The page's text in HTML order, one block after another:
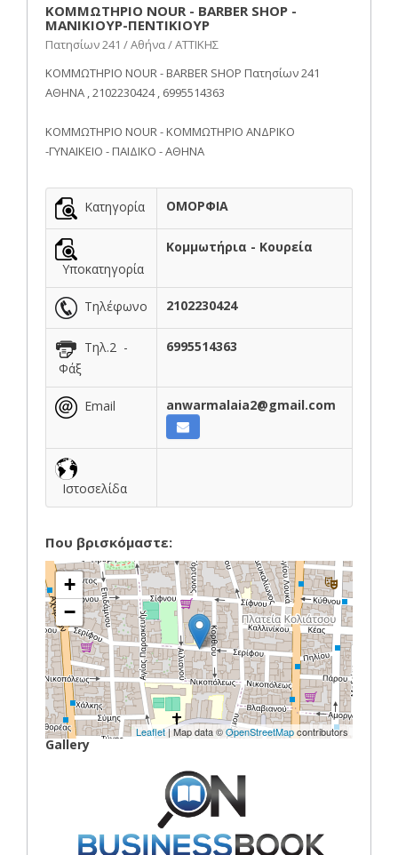
ΚΟΜΜΩΤΗΡΙΟ NOUR - BARBER SHOP -
MANIKIOYΡ-ΠΕΝΤΙΚΙΟΥΡ
Πατησίων 241 / Αθήνα / ΑΤΤΙΚΗΣ
ΚΟΜΜΩΤΗΡΙΟ NOUR - BARBER SHOP Πατησίων 241
ΑΘΗΝΑ , 2102230424 , 6995514363
ΚΟΜΜΩΤΗΡΙΟ NOUR - ΚΟΜΜΩΤΗΡΙΟ ΑΝΔΡΙΚΟ
-ΓΥΝΑΙΚΕΙΟ - ΠΑΙΔΙΚΟ - ΑΘΗΝΑ
Κατηγορία ΟΜΟΡΦΙΑ
Υποκατηγορία
Κομμωτήρια - Κουρεία
Τηλέφωνο 2102230424
Τηλ.2 -
Φάξ
6995514363
Email anwarmalaia2@gmail.com
Ιστοσελίδα
Που βρισκόμαστε:
+
−
Leaflet| Map data ©OpenStreetMapcontributors
Gallery